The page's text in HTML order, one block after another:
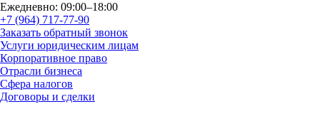
Ежедневно: 09:00–18:00
+7 (964) 717-77-90
Заказать обратный звонок
Услуги юридическим лицам
Корпоративное право
Отрасли бизнеса
Сфера налогов
Договоры и сделки